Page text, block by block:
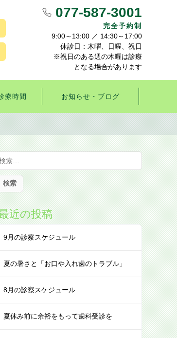
077-587-3001
完全予約制
9:00～13:00 ／ 14:30～17:00
休診日：木曜、日曜、祝日
※祝日のある週の木曜は診療
となる場合があります
療時間 お知らせ・ブログ
近の投稿
9月の診察スケジュール
夏の暑さと「お口や入れ歯のトラブル」
8月の診察スケジュール
夏休み前に余裕をもって歯科受診を